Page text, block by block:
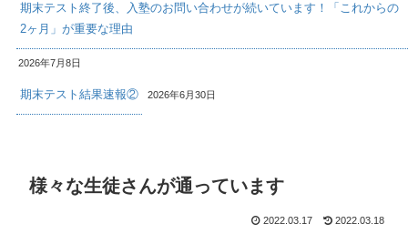
期末テスト終了後、入塾のお問い合わせが続いています！「これからの
2ヶ月」が重要な理由
2026年7月8日
期末テスト結果速報② 2026年6月30日
様々な生徒さんが通っています
2022.03.17 2022.03.18